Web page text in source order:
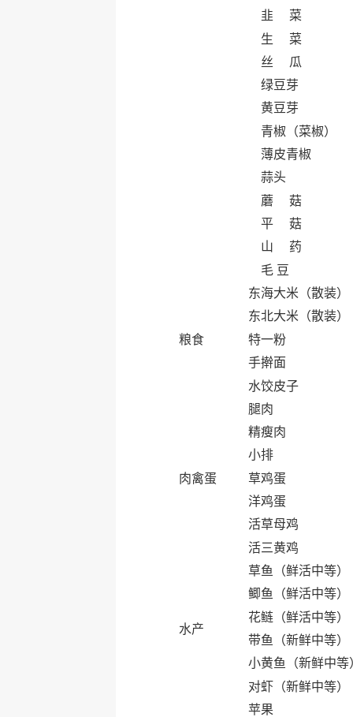
韭 菜
生 菜
丝 瓜
绿豆芽
黄豆芽
青椒（菜椒）
薄皮青椒
蒜头
蘑 菇
平 菇
山 药
毛 豆
粮食
东海大米（散装）
东北大米（散装）
特一粉
手擀面
水饺皮子
肉禽蛋
腿肉
精瘦肉
小排
草鸡蛋
洋鸡蛋
活草母鸡
活三黄鸡
水产
草鱼（鲜活中等）
鲫鱼（鲜活中等）
花鲢（鲜活中等）
带鱼（新鲜中等）
小黄鱼（新鲜中等
对虾（新鲜中等）
苹果